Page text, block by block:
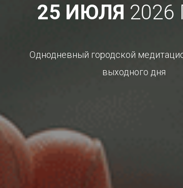
25 ИЮЛЯ 2026
Однодневный городской
выходного дня